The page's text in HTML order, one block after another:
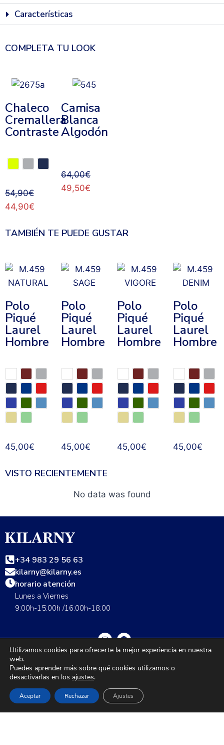
Características
COMPLETA TU LOOK
Chaleco
Cremallera
Contraste
54,90€
44,90€
Camisa
Blanca
Algodón
64,00€
49,50€
TAMBIÉN TE PUEDE GUSTAR
Polo
Piqué
Laurel
Hombre
45,00€
Polo
Piqué
Laurel
Hombre
45,00€
Polo
Piqué
Laurel
Hombre
45,00€
Polo
Piqué
Laurel
Hombre
45,00€
VISTO RECIENTEMENTE
No data was found
+34 983 29 56 63
kilarny@kilarny.es
horario atención
Lunes a Viernes
9:00h-15:00h /16:00h-18:00
Guía de talla Envíos Cambios y devoluciones
Nuestras tiendas
Contáctanos
Política de privacidad
Aviso legal
Utilizamos cookies para ofrecerte la mejor experiencia en nuestra
web.
Puedes aprender más sobre qué cookies utilizamos o
desactivarlas en los ajustes.
Aceptar Rechazar Ajustes